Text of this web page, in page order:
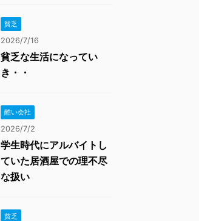
貧乏
2026/7/16
貧乏な生活になってい
き・・
酷い会社
2026/7/2
学生時代にアルバイトし
ていた居酒屋での理不尽
な扱い
貧乏